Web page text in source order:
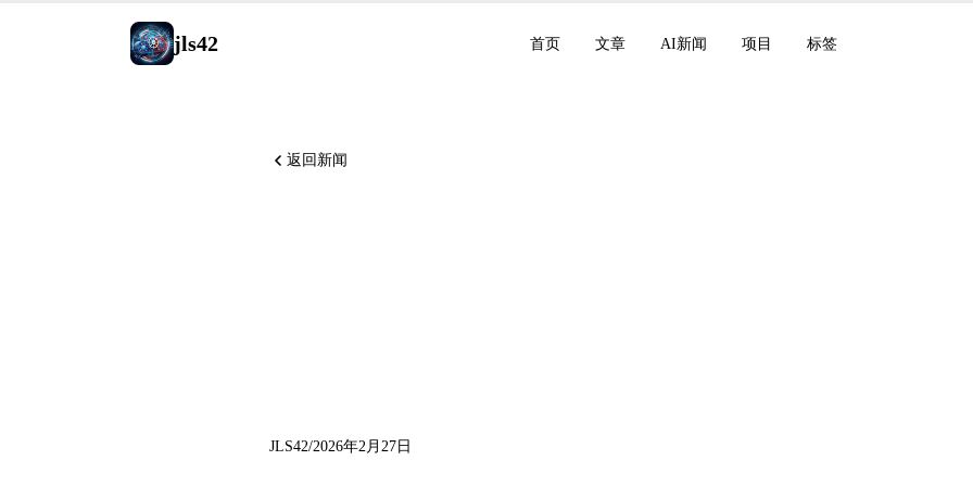
jls42 首页 文章 AI新闻 项目 标签
返回新闻
JLS42/2026年2月27日